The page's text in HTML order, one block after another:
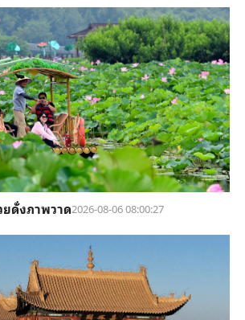
ยดั่งภาพวาด2026-08-06 08:00:27